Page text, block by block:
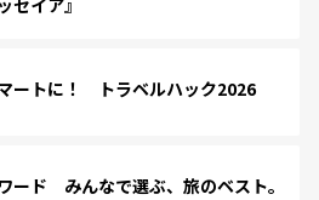
ートに！ トラベルハック2026
ード みんなで選ぶ、旅のベスト。